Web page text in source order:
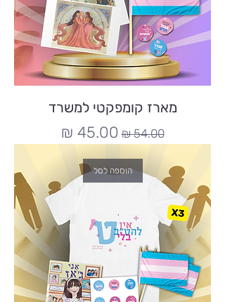
מארז קומפקטי למשרד
מחיר רגיל‏54.00 ‏₪ מחיר מבצע
הוספה לסל